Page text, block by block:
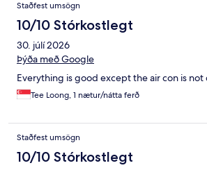
Staðfest umsögn
10/10 Stórkostlegt
30. júlí 2026
Þýða með Google
Everything is good except the air con is
Tee Loong, 1 nætur/nátta ferð
Staðfest umsögn
10/10 Stórkostlegt